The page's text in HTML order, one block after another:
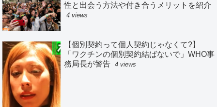
性と出会う方法や付き合うメリットを紹介
4 views
【個別契約って個人契約じゃなくて?】
「ワクチンの個別契約結ばないで」WHO事
務局長が警告 4 views